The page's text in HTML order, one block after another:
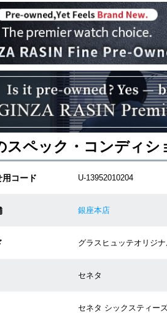
スペック・コンディシ
用コード U-13952010204
銀座本店
グラスヒュッテオリジ
セネタ
セネタ シックスティー